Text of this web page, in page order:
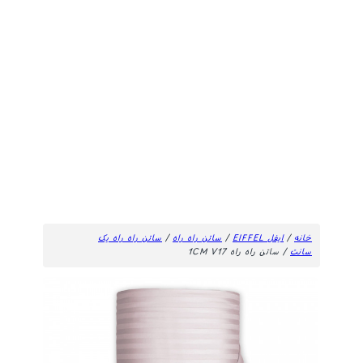
خانه/ایفل EIFFEL / ساتن راه راه/ ساتن راه راه یک
سانت/ ساتن راه راه 1CM V17